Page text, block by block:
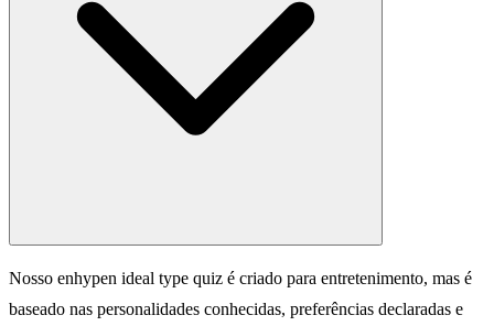
Nosso enhypen ideal type quiz é criado para entretenimento, mas é
baseado nas personalidades conhecidas, preferências declaradas e